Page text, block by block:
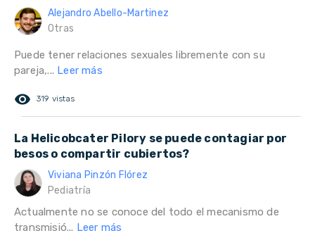
Alejandro Abello-Martinez
Otras
Puede tener relaciones sexuales libremente con su
pareja,... Leer más
remove_red_eye 319 vistas
La Helicobcater Pilory se puede contagiar por
besos o compartir cubiertos?
Viviana Pinzón Flórez
Pediatría
Actualmente no se conoce del todo el mecanismo de
transmisió... Leer más